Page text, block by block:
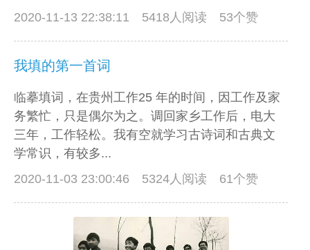
2020-11-13 22:38:11
5418人阅读 53个赞
我填的第一首词
临摹填词，在贵州工作25 年的时间，因工作及家
务繁忙，只是偶尔为之。调回家乡工作后，电大
三年，工作轻松。我有空就学习古诗词和古典文
学常识，有较多...
2020-11-03 23:00:46
5324人阅读 61个赞